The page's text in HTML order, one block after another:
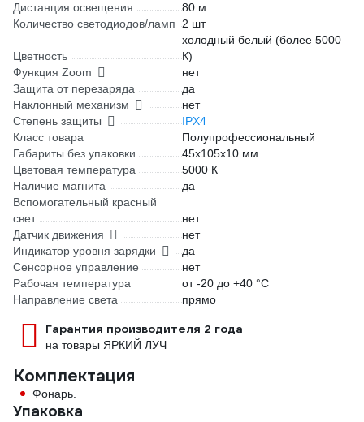
Дистанция освещения
80 м
Количество светодиодов/ламп
2 шт
Цветность
холодный белый (более 5000
К)
Функция Zoom
нет
Защита от перезаряда
да
Наклонный механизм
нет
Степень защиты
IPX4
Класс товара
Полупрофессиональный
Габариты без упаковки
45х105х10 мм
Цветовая температура
5000 К
Наличие магнита
да
Вспомогательный красный
свет
нет
Датчик движения
нет
Индикатор уровня зарядки
да
Сенсорное управление
нет
Рабочая температура
от -20 до +40 °С
Направление света
прямо
Гарантия производителя 2 года
на товары ЯРКИЙ ЛУЧ
Комплектация
Фонарь.
Упаковка